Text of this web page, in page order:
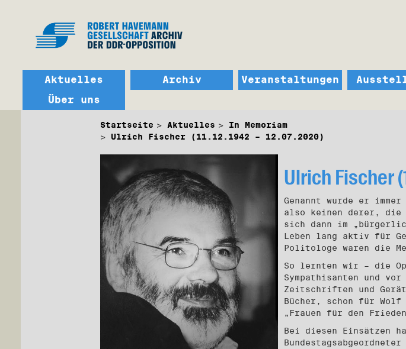
Aktuelles Archiv Veranstaltungen
Über uns
Startseite Aktuelles
In Memoriam
Ulrich Fischer (11.12.1942 – 12.07.2020)
Ulrich Fischer
Genannt wurde er
also keinen derer,
sich dann im
Leben lang aktiv für
Politologe waren die
So lernten wir – die
Sympathisanten und
Zeitschriften und
Bücher, schon für Wolf
„Frauen für den
Bei diesen Einsätzen